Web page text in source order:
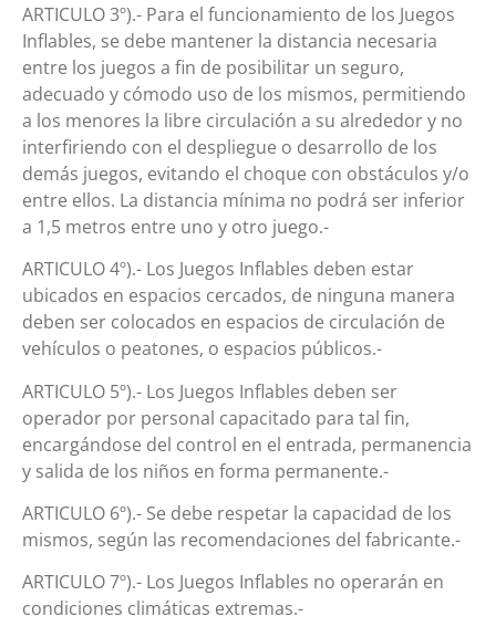
ARTICULO 3º).- Para el funcionamiento de los Juegos
Inflables, se debe mantener la distancia necesaria
entre los juegos a fin de posibilitar un seguro,
adecuado y cómodo uso de los mismos, permitiendo
a los menores la libre circulación a su alrededor y no
interfiriendo con el despliegue o desarrollo de los
demás juegos, evitando el choque con obstáculos y/o
entre ellos. La distancia mínima no podrá ser inferior
a 1,5 metros entre uno y otro juego.-
ARTICULO 4º).- Los Juegos Inflables deben estar
ubicados en espacios cercados, de ninguna manera
deben ser colocados en espacios de circulación de
vehículos o peatones, o espacios públicos.-
ARTICULO 5º).- Los Juegos Inflables deben ser
operador por personal capacitado para tal fin,
encargándose del control en el entrada, permanencia
y salida de los niños en forma permanente.-
ARTICULO 6º).- Se debe respetar la capacidad de los
mismos, según las recomendaciones del fabricante.-
ARTICULO 7º).- Los Juegos Inflables no operarán en
condiciones climáticas extremas.-